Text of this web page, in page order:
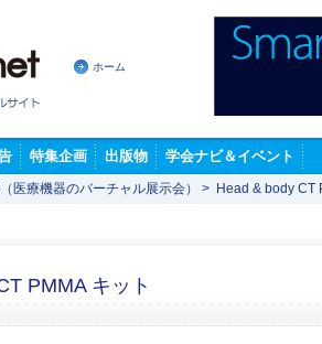
ホーム
特集企画 出版物 学会ナビ＆イベント
医療機器のバーチャル展示会） > Head & body CT
PMMA キット